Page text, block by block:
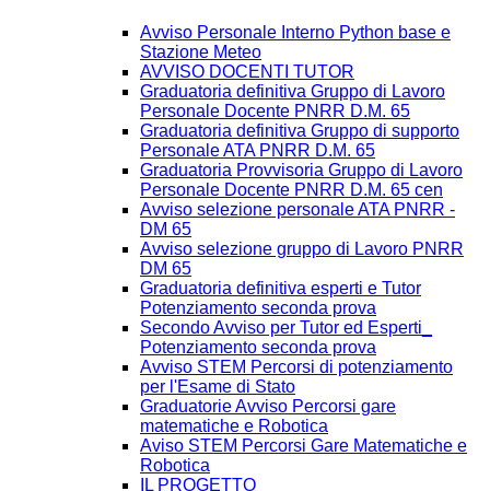
Avviso Personale Interno Python base e
Stazione Meteo
AVVISO DOCENTI TUTOR
Graduatoria definitiva Gruppo di Lavoro
Personale Docente PNRR D.M. 65
Graduatoria definitiva Gruppo di supporto
Personale ATA PNRR D.M. 65
Graduatoria Provvisoria Gruppo di Lavoro
Personale Docente PNRR D.M. 65 cen
Avviso selezione personale ATA PNRR -
DM 65
Avviso selezione gruppo di Lavoro PNRR
DM 65
Graduatoria definitiva esperti e Tutor
Potenziamento seconda prova
Secondo Avviso per Tutor ed Esperti_
Potenziamento seconda prova
Avviso STEM Percorsi di potenziamento
per l'Esame di Stato
Graduatorie Avviso Percorsi gare
matematiche e Robotica
Aviso STEM Percorsi Gare Matematiche e
Robotica
IL PROGETTO